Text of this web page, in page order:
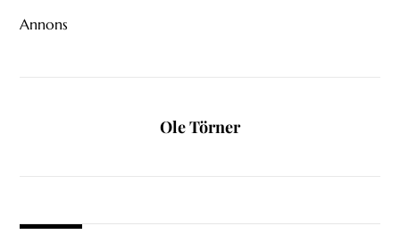
Annons
Ole Törner